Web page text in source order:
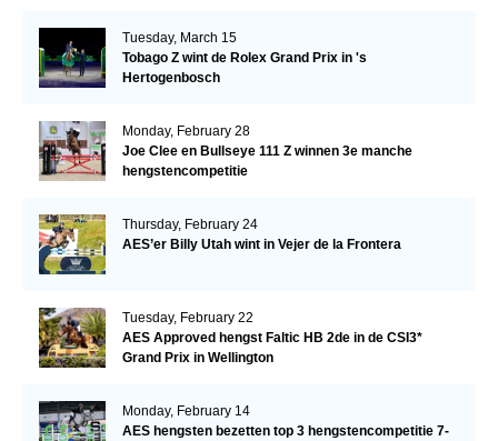
Tuesday, March 15
Tobago Z wint de Rolex Grand Prix in 's
Hertogenbosch
Monday, February 28
Joe Clee en Bullseye 111 Z winnen 3e manche
hengstencompetitie
Thursday, February 24
AES’er Billy Utah wint in Vejer de la Frontera
Tuesday, February 22
AES Approved hengst Faltic HB 2de in de CSI3*
Grand Prix in Wellington
Monday, February 14
AES hengsten bezetten top 3 hengstencompetitie 7-